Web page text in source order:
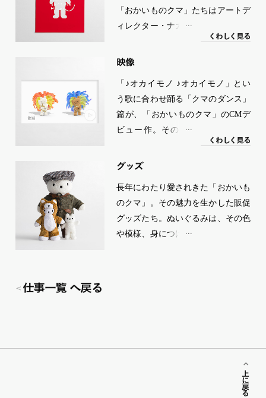
「おかいものクマ」たちはアートデ
ィレクター・ナガクラの手書きによ
るものだった。その後、テレビCM
で立体的なクマが登場する2000年前
告にも立体版が登場。現在では必要
に応じて、「立体」と「平面」が使
い分けられている。
く わしく 見る
映像
「♪オカイモノ ♪オカイモノ」とい
う歌に合わせ踊る「クマのダンス」
篇が、「おかいものクマ」のCMデ
ビュー作。その後、1995年にいち
ど”降板”したが1998年に復活。表現
手法を徐々に進化させながら活躍し
さに広告界の技術革新とともに歩ん
できたともいえそうだ。
く わしく 見る
グッズ
長年にわたり愛されきた「おかいも
のクマ」。その魅力を生かした販促
グッズたち。ぬいぐるみは、その色
や模様、身につけたコスチューム、
仕事一覧 へ戻る
上に戻る